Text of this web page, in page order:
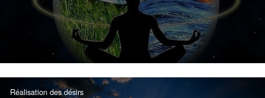
energy.
Réalisation des désirs